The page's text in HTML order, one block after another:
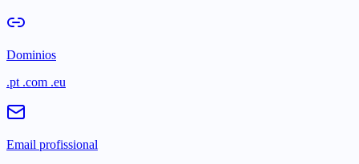
Dominios
.pt .com .eu
Email profissional